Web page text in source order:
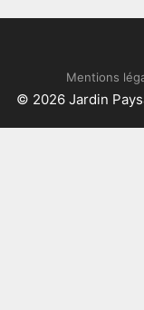
Mentions
© 2026 Jardin